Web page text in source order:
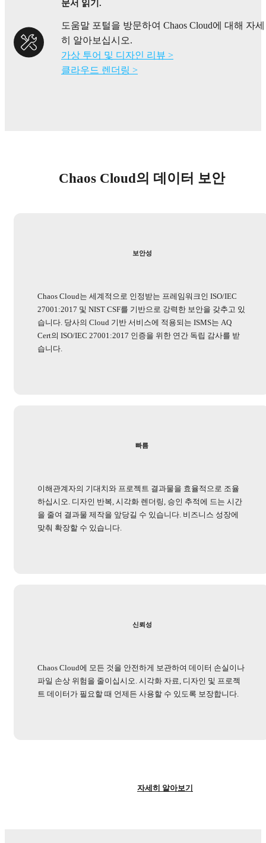
문서 읽기.
도움말 포털을 방문하여 Chaos Cloud에 대해 자세
히 알아보십시오.
가상 투어 및 디자인 리뷰 >
클라우드 렌더링 >
Chaos Cloud의 데이터 보안
보안성
Chaos Cloud는 세계적으로 인정받는 프레임워크인 ISO/IEC
27001:2017 및 NIST CSF를 기반으로 강력한 보안을 갖추고 있
습니다. 당사의 Cloud 기반 서비스에 적용되는 ISMS는 AQ
Cert의 ISO/IEC 27001:2017 인증을 위한 연간 독립 감사를 받
습니다.
빠름
이해관계자의 기대치와 프로젝트 결과물을 효율적으로 조율
하십시오. 디자인 반복, 시각화 렌더링, 승인 추적에 드는 시간
을 줄여 결과물 제작을 앞당길 수 있습니다. 비즈니스 성장에
맞춰 확장할 수 있습니다.
신뢰성
Chaos Cloud에 모든 것을 안전하게 보관하여 데이터 손실이나
파일 손상 위험을 줄이십시오. 시각화 자료, 디자인 및 프로젝
트 데이터가 필요할 때 언제든 사용할 수 있도록 보장합니다.
자세히 알아보기